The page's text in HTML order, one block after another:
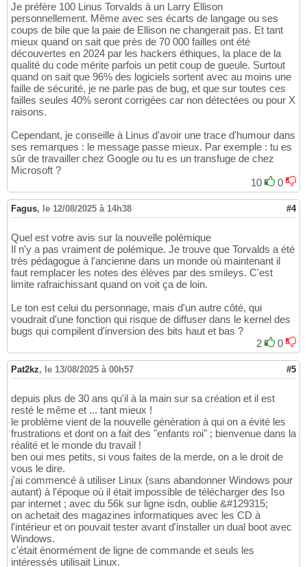
Je préfère 100 Linus Torvalds à un Larry Ellison
personnellement. Même avec ses écarts de langage ou ses
coups de bile que la paie de Ellison ne changerait pas. Et tant
mieux quand on sait que près de 70 000 failles ont été
découvertes en 2024 par les hackers éthiques, la place de la
qualité du code mérite parfois un petit coup de gueule. Surtout
quand on sait que 96% des logiciels sortent avec au moins une
faille de sécurité, je ne parle pas de bug, et que sur toutes ces
failles seules 40% seront corrigées car non détectées ou pour X
raisons.
Cependant, je conseille à Linus d'avoir une trace d'humour dans
ses remarques : le message passe mieux. Par exemple : tu es
sûr de travailler chez Google ou tu es un transfuge de chez
Microsoft ?
10
0
Fagus, le 12/08/2025 à 14h38 #4
Quel est votre avis sur la nouvelle polémique
Il n'y a pas vraiment de polémique. Je trouve que Torvalds a été
très pédagogue à l'ancienne dans un monde où maintenant il
faut remplacer les notes des élèves par des smileys. C'est
limite rafraichissant quand on voit ça de loin.
Le ton est celui du personnage, mais d'un autre côté, qui
voudrait d'une fonction qui risque de diffuser dans le kernel des
bugs qui compilent d'inversion des bits haut et bas ?
2
0
Pat2kz, le 13/08/2025 à 00h57 #5
depuis plus de 30 ans qu'il à la main sur sa création et il est
resté le même et ... tant mieux !
le problème vient de la nouvelle génération à qui on a évité les
frustrations et dont on a fait des "enfants roi" ; bienvenue dans la
réalité et le monde du travail !
ben oui mes petits, si vous faites de la merde, on a le droit de
vous le dire.
j'ai commencé à utiliser Linux (sans abandonner Windows pour
autant) à l'époque où il était impossible de télécharger des Iso
par internet ; avec du 56k sur ligne isdn, oublie &#129315;
on achetait des magazines informatiques avec les CD à
l'intérieur et on pouvait tester avant d'installer un dual boot avec
Windows.
c'était énormément de ligne de commande et seuls les
intéressés utilisait Linux.